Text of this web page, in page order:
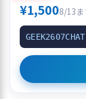
¥1,5008/13
GEEK2607CHAT